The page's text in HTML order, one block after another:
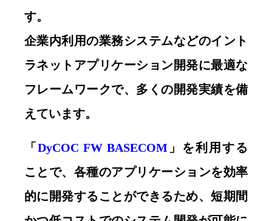
す。
企業内利用の業務システムなどのイント
ラネットアプリケーション開発に最適な
フレームワークで、多くの開発実績を備
えています。
「 DyCOC FW BASECOM 」を利用する
ことで、各種のアプリケーションを効率
的に開発することができるため、短期間